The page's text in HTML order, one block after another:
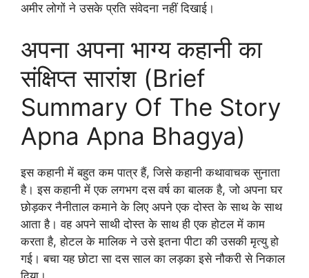
अमीर लोगों ने उसके प्रति संवेदना नहीं दिखाई।
अपना अपना भाग्य कहानी का
संक्षिप्त सारांश (Brief
Summary Of The Story
Apna Apna Bhagya)
इस कहानी में बहुत कम पात्र हैं, जिसे कहानी कथावाचक सुनाता
है। इस कहानी में एक लगभग दस वर्ष का बालक है, जो अपना घर
छोड़कर नैनीताल कमाने के लिए अपने एक दोस्त के साथ के साथ
आता है। वह अपने साथी दोस्त के साथ ही एक होटल में काम
करता है, होटल के मालिक ने उसे इतना पीटा की उसकी मृत्यु हो
गई। बचा यह छोटा सा दस साल का लड़का इसे नौकरी से निकाल